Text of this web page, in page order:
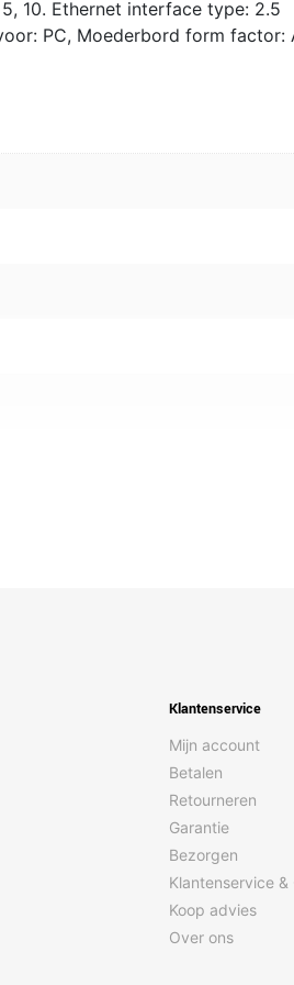
10. Ethernet interface type: 2.5
PC, Moederbord form factor:
Klantenservice
Mijn account
Betalen
Retourneren
Garantie
Bezorgen
Klantenservice
Koop advies
Over ons